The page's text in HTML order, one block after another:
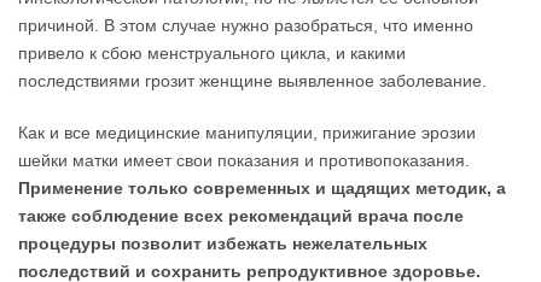
причиной. В этом случае нужно разобраться, что именно
привело к сбою менструального цикла, и какими
последствиями грозит женщине выявленное заболевание.
Как и все медицинские манипуляции, прижигание эрозии
шейки матки имеет свои показания и противопоказания.
Применение только современных и щадящих методик, а
также соблюдение всех рекомендаций врача после
процедуры позволит избежать нежелательных
последствий и сохранить репродуктивное здоровье.